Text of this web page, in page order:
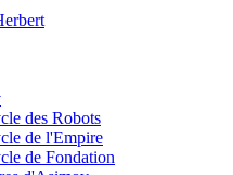
des Robots
de l'Empire
de Fondation